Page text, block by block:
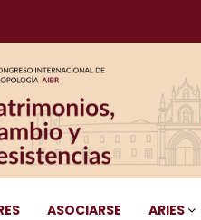
ASOCIARSE ARIES